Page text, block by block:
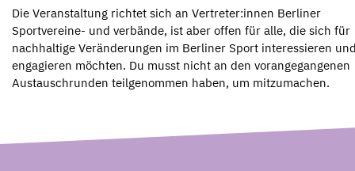
Die Veranstaltung richtet sich an Vertreter:innen Berliner
Sportvereine- und verbände, ist aber offen für alle, die sich für
nachhaltige Veränderungen im Berliner Sport interessieren
engagieren möchten. Du musst nicht an den vorangegangenen
Austauschrunden teilgenommen haben, um mitzumachen.